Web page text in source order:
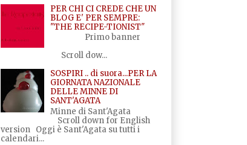
PER CHI CI CREDE CHE UN
BLOG E' PER SEMPRE:
"THE RECIPE-TIONIST"
Primo banner
Scroll dow...
SOSPIRI .. di suora...PER LA
GIORNATA NAZIONALE
DELLE MINNE DI
SANT'AGATA
Minne di Sant'Agata
Scroll down for English
version Oggi è Sant'Agata su tutti i
calendari...